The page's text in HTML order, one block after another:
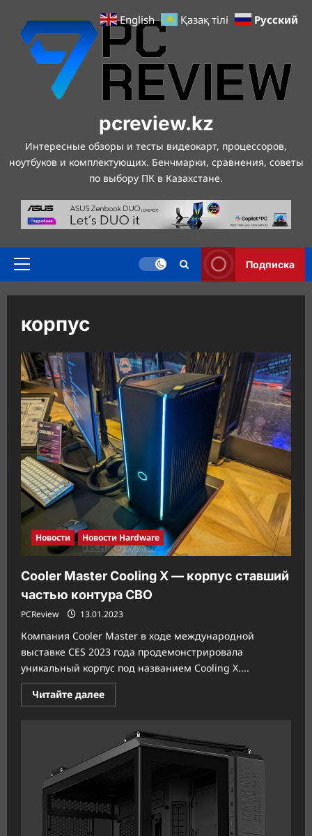
содержимому
pcreview.kz
Интересные обзоры и тесты видеокарт, процессоров,
ноутбуков и комплектующих. Бенчмарки, сравнения, советы
по выбору ПК в Казахстане.
Основное
Подписка
корпус
Новости Новости Hardware
Cooler Master Cooling X — корпус ставший
частью контура СВО
PCReview 13.01.2023
Компания Cooler Master в ходе международной
выставке CES 2023 года продемонстрировала
уникальный корпус под названием Cooling X....
Читайте далееПрочитать
больше
Master
Cooling
X
—
корпус
ставший
контура
СВО
English Қазақ тілі Русский